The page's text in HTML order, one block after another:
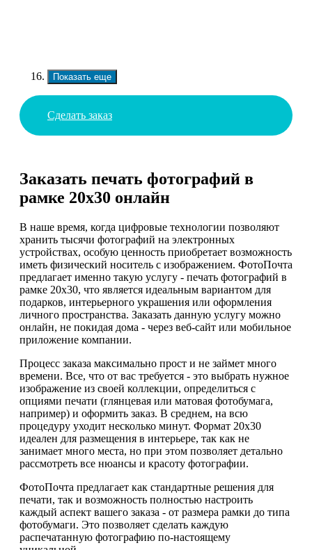
Показать еще
Сделать заказ
Заказать печать фотографий в
рамке 20х30 онлайн
В наше время, когда цифровые технологии позволяют
хранить тысячи фотографий на электронных
устройствах, особую ценность приобретает возможность
иметь физический носитель с изображением. ФотоПочта
предлагает именно такую услугу - печать фотографий в
рамке 20х30, что является идеальным вариантом для
подарков, интерьерного украшения или оформления
личного пространства. Заказать данную услугу можно
онлайн, не покидая дома - через веб-сайт или мобильное
приложение компании.
Процесс заказа максимально прост и не займет много
времени. Все, что от вас требуется - это выбрать нужное
изображение из своей коллекции, определиться с
опциями печати (глянцевая или матовая фотобумага,
например) и оформить заказ. В среднем, на всю
процедуру уходит несколько минут. Формат 20х30
идеален для размещения в интерьере, так как не
занимает много места, но при этом позволяет детально
рассмотреть все нюансы и красоту фотографии.
ФотоПочта предлагает как стандартные решения для
печати, так и возможность полностью настроить
каждый аспект вашего заказа - от размера рамки до типа
фотобумаги. Это позволяет сделать каждую
распечатанную фотографию по-настоящему